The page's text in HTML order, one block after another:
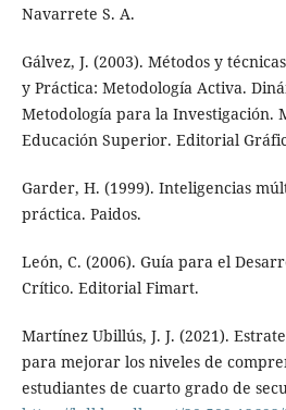
Navarrete S. A.
Gálvez, J. (2003). Métodos y
y Práctica: Metodología Activa.
Metodología para la Investigación.
Educación Superior. Editorial
Garder, H. (1999). Inteligencias
práctica. Paidos.
León, C. (2006). Guía para el
Crítico. Editorial Fimart.
Martínez Ubillús, J. J. (2021).
para mejorar los niveles de
estudiantes de cuarto grado de